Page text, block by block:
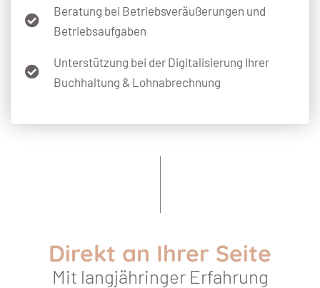
Beratung bei Betriebsveräußerungen und
Betriebsaufgaben
Unterstützung bei der Digitalisierung Ihrer
Buchhaltung & Lohnabrechnung
Direkt an Ihrer Seite
Mit langjähringer Erfahrung